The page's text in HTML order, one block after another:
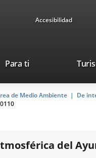
Accesibilidad
Para ti
de Medio Ambiente De
del